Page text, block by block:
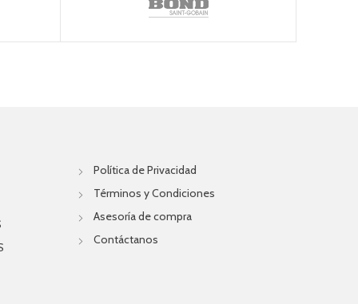
Política de Privacidad
Términos y Condiciones
Asesoría de compra
Contáctanos